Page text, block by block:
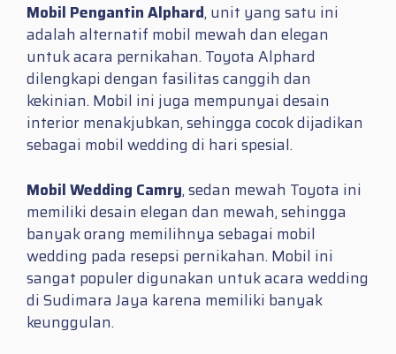
Mobil Pengantin Alphard, unit yang satu ini
adalah alternatif mobil mewah dan elegan
untuk acara pernikahan. Toyota Alphard
dilengkapi dengan fasilitas canggih dan
kekinian. Mobil ini juga mempunyai desain
interior menakjubkan, sehingga cocok dijadikan
sebagai mobil wedding di hari spesial.
Mobil Wedding Camry, sedan mewah Toyota ini
memiliki desain elegan dan mewah, sehingga
banyak orang memilihnya sebagai mobil
wedding pada resepsi pernikahan. Mobil ini
sangat populer digunakan untuk acara wedding
di Sudimara Jaya karena memiliki banyak
keunggulan.